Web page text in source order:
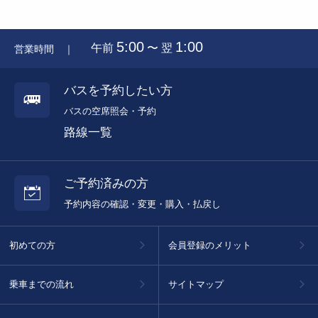
営業時間 ｜ 午前 5:00 〜 翌 1:00
バスを予約したい方
バスの空席照会・予約
路線一覧
ご予約済みの方
予約内容の確認・変更・購入・払戻し
初めての方
乗車までの流れ
会員登録のメリット
サイトマップ